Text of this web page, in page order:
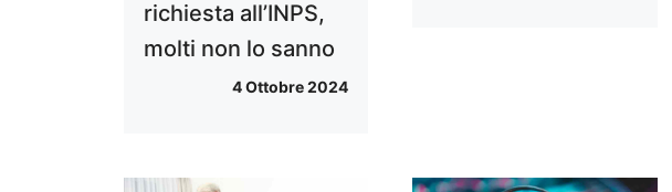
richiesta all’INPS,
molti non lo sanno
4 Ottobre 2024